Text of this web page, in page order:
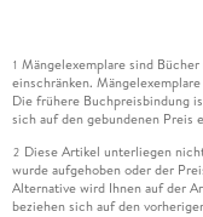
1 Mängelexemplare sind
einschränken.
Die frühere Buchpreisbindung
sich auf den gebundenen Preis
2 Diese Artikel unterliegen
wurde aufgehoben oder der
Alternative wird Ihnen auf der
beziehen sich auf den